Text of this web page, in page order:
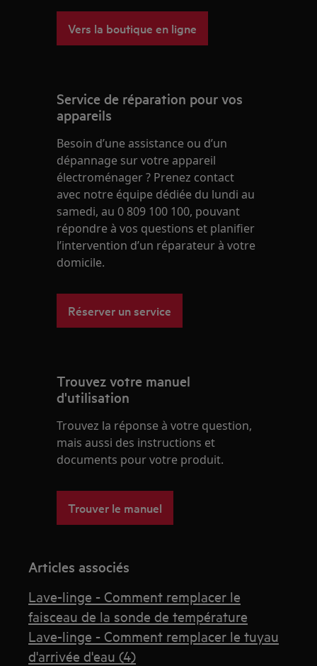
Vers la boutique en ligne
Service de réparation pour vos
appareils
Besoin d’une assistance ou d’un
dépannage sur votre appareil
électroménager ? Prenez contact
avec notre équipe dédiée du lundi au
samedi, au 0 809 100 100, pouvant
répondre à vos questions et planifier
l’intervention d’un réparateur à votre
domicile.
Réserver un service
Trouvez votre manuel
d'utilisation
Trouvez la réponse à votre question,
mais aussi des instructions et
documents pour votre produit.
Trouver le manuel
Articles associés
Lave-linge - Comment remplacer le
faisceau de la sonde de température
Lave-linge - Comment remplacer le tuyau
d'arrivée d'eau (4)